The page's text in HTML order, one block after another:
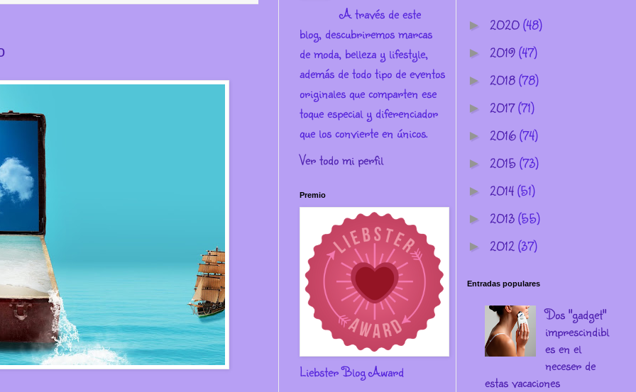
A través de este
blog, descubriremos marcas
de moda, belleza y lifestyle,
además de todo tipo de eventos
originales que comparten ese
toque especial y diferenciador
que los convierte en únicos.
Ver todo mi perfil
Premio
Liebster Blog Award
► 2020(48)
► 2019(47)
► 2018(78)
► 2017(71)
► 2016(74)
► 2015(73)
► 2014(51)
► 2013(55)
► 2012(37)
Entradas populares
Dos "gadget"
imprescindibl
es en el
neceser de
estas vacaciones